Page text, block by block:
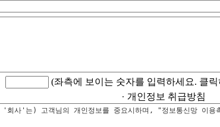
(좌측에 보이는 숫자를 입력하세요. 클
개인정보 취급방침